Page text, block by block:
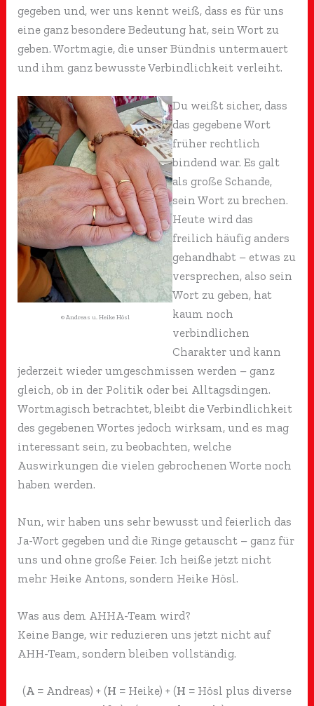
gegeben und, wer uns kennt weiß, dass es für uns
eine ganz besondere Bedeutung hat, sein Wort zu
geben. Wortmagie, die unser Bündnis untermauert
und ihm ganz bewusste Verbindlichkeit verleiht.
© Andreas u. Heike Hösl
Du weißt sicher, dass
das gegebene Wort
früher rechtlich
bindend war. Es galt
als große Schande,
sein Wort zu brechen.
Heute wird das
freilich häufig anders
gehandhabt – etwas zu
versprechen, also sein
Wort zu geben, hat
kaum noch
verbindlichen
Charakter und kann
jederzeit wieder umgeschmissen werden – ganz
gleich, ob in der Politik oder bei Alltagsdingen.
Wortmagisch betrachtet, bleibt die Verbindlichkeit
des gegebenen Wortes jedoch wirksam, und es mag
interessant sein, zu beobachten, welche
Auswirkungen die vielen gebrochenen Worte noch
haben werden.
Nun, wir haben uns sehr bewusst und feierlich das
Ja-Wort gegeben und die Ringe getauscht – ganz für
uns und ohne große Feier. Ich heiße jetzt nicht
mehr Heike Antons, sondern Heike Hösl.
Was aus dem AHHA-Team wird?
Keine Bange, wir reduzieren uns jetzt nicht auf
AHH-Team, sondern bleiben vollständig.
(A = Andreas) + (H = Heike) + (H = Hösl plus diverse